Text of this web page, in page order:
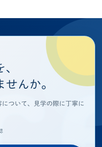
んか。
ついて、見学の際に丁寧に